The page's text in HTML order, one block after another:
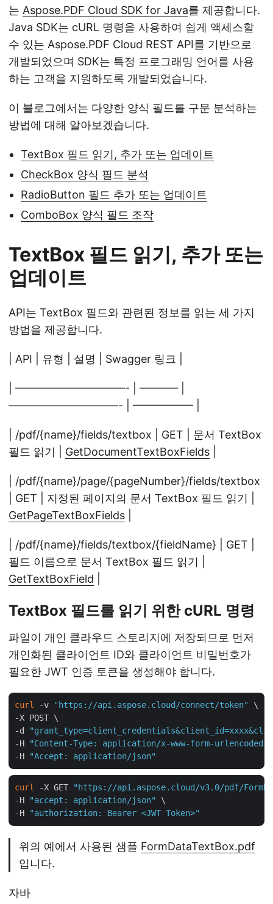
는 Aspose.PDF Cloud SDK for Java를 제공합니다.
Java SDK는 cURL 명령을 사용하여 쉽게 액세스할
수 있는 Aspose.PDF Cloud REST API를 기반으로
개발되었으며 SDK는 특정 프로그래밍 언어를 사용
하는 고객을 지원하도록 개발되었습니다.
이 블로그에서는 다양한 양식 필드를 구문 분석하는
방법에 대해 알아보겠습니다.
TextBox 필드 읽기, 추가 또는 업데이트
CheckBox 양식 필드 분석
RadioButton 필드 추가 또는 업데이트
ComboBox 양식 필드 조작
TextBox 필드 읽기, 추가 또는
업데이트
API는 TextBox 필드와 관련된 정보를 읽는 세 가지
방법을 제공합니다.
| API | 유형 | 설명 | Swagger 링크 |
| ——————————- | ———– |
——————————- | —————– |
| /pdf/{name}/fields/textbox | GET | 문서 TextBox
필드 읽기 | GetDocumentTextBoxFields
| /pdf/{name}/page/{pageNumber}/fields/textbox
| GET | 지정된 페이지의 문서 TextBox 필드 읽기 |
GetPageTextBoxFields
| /pdf/{name}/fields/textbox/{fieldName} | GET |
필드 이름으로 문서 TextBox 필드 읽기 |
GetTextBoxField
TextBox 필드를 읽기 위한 cURL 명령
파일이 개인 클라우드 스토리지에 저장되므로 먼저
개인화된 클라이언트 ID와 클라이언트 비밀번호가
필요한 JWT 인증 토큰을 생성해야 합니다.
curl -v "https://api.aspose.cloud/connect/token"
\
-X POST \
-d
-H
"Content-Type: application/x-www-form-urlencoded"
-H
"Accept: application/json"
curl -X GET
"https://api.aspose.cloud/v3.0/pdf/
-H
"accept: application/json"
\
-H
"authorization: Bearer <JWT Token>"
위의 예에서 사용된 샘플 FormDataTextBox.pdf
입니다.
자바